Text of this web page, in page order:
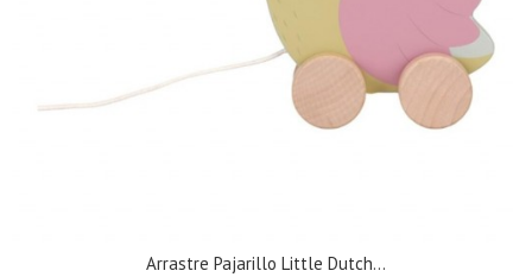
Arrastre Pajarillo Little Dutch...